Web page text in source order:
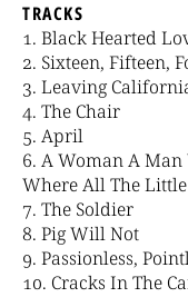
TRACKS
Black Hearted
Sixteen, Fifteen,
Leaving
The Chair
April
A Woman A Man
Where All The
The Soldier
Pig Will Not
Passionless,
Cracks In The